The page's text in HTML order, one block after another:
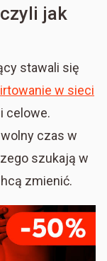
jak
stawali się
lirtowanie w sieci
celowe.
czas w
szukają w
zmienić.